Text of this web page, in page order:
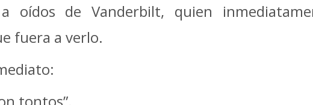
oídos de Vanderbilt, quien
fuera a verlo.
tontos”.